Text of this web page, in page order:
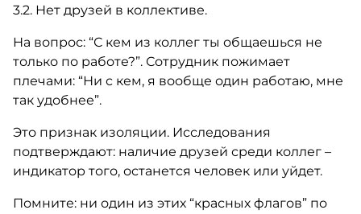
3.2. Нет друзей в коллективе.
На вопрос: “С кем из коллег ты общаешься не
только по работе?”. Сотрудник пожимает
плечами: “Ни с кем, я вообще один работаю, мне
так удобнее”.
Это признак изоляции. Исследования
подтверждают: наличие друзей среди коллег –
индикатор того, останется человек или уйдет.
Помните: ни один из этих “красных флагов” по